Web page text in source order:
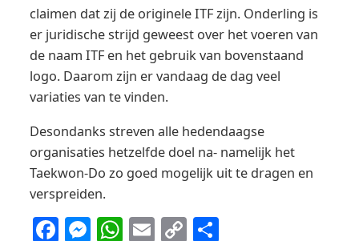
claimen dat zij de originele ITF zijn. Onderling is
er juridische strijd geweest over het voeren van
de naam ITF en het gebruik van bovenstaand
logo. Daarom zijn er vandaag de dag veel
variaties van te vinden.
Desondanks streven alle hedendaagse
organisaties hetzelfde doel na- namelijk het
Taekwon-Do zo goed mogelijk uit te dragen en
verspreiden.
Facebook
Messenger
WhatsApp
Email
CopyDelen